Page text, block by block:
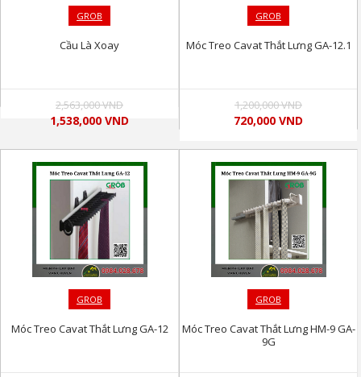
GROB
Cầu Là Xoay
2,563,000 VND
1,538,000 VND
GROB
Móc Treo Cavat Thắt Lưng GA-12.1
1,200,000 VND
720,000 VND
GROB
Móc Treo Cavat Thắt Lưng GA-12
GROB
Móc Treo Cavat Thắt Lưng HM-9 GA-
9G